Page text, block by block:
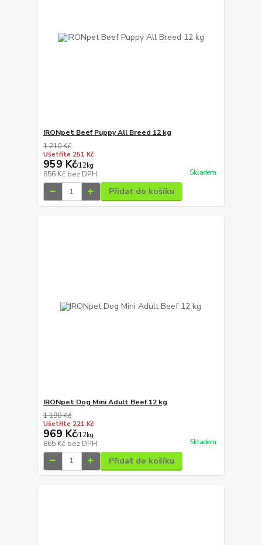
IRONpet Beef Puppy All Breed 12 kg
1 210 Kč
Ušetříte 251 Kč
959 Kč/12kg
856 Kč bez DPH Skladem
Přidat do košíku
IRONpet Dog Mini Adult Beef 12 kg
1 190 Kč
Ušetříte 221 Kč
969 Kč/12kg
865 Kč bez DPH Skladem
Přidat do košíku